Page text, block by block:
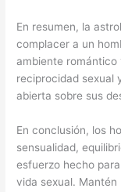
En resumen, la
complacer a un
ambiente romántico
reciprocidad sexual
abierta sobre sus
En conclusión, los
sensualidad,
esfuerzo hecho
vida sexual. Mantén